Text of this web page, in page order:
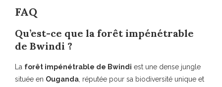
FAQ
Qu’est-ce que la forêt impénétrable
de Bwindi ?
La forêt impénétrable de Bwindi est une dense jungle
située en Ouganda, réputée pour sa biodiversité unique et